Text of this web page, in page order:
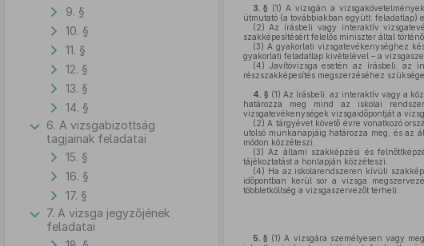
9. §
10. §
11. §
12. §
13. §
14. §
6. A vizsgabizottság
tagjainak feladatai
15. §
16. §
17. §
7. A vizsga jegyzőjének
feladatai
3. § (1) A vizsgán a
útmutató (a továbbiakban együtt: feladatlap)
(2) Az írásbeli vagy interaktív
szakképesítésért felelős miniszter által
(3) A gyakorlati vizsgatevékenységhez
gyakorlati feladatlap kivételével – a
(4) Javítóvizsga esetén az írásbeli, az
részszakképesítés megszerzéséhez
4. § (1) Az írásbeli, az interaktív vagy a
határozza meg mind az iskolai
vizsgatevékenységek vizsgaidőpontját a
(2) A tárgyévet követő évre vonatkozó
utolsó munkanapjáig határozza meg, és
módon közzéteszi.
(3) Az állami szakképzési és
tájékoztatást a honlapján közzéteszi.
(4) Ha az iskolarendszeren kívüli
időpontban kerül sor a vizsga
többletköltség a vizsgaszervezőt terheli.
5. § (1) A vizsgára személyesen vagy